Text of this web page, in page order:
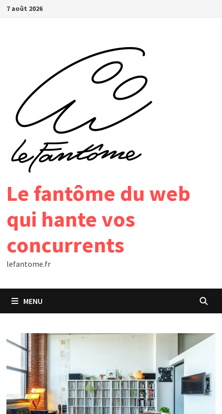
Passer
7 août 2026
Le fantôme du web
qui hante vos
concurrents
lefantome.fr
MENU